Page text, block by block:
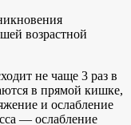
возрастной
не чаще 3 раз в
в прямой кишке,
и ослабление
— ослабление